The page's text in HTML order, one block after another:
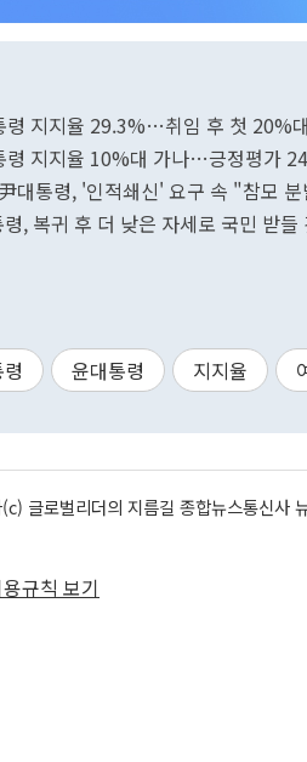
령 지지율 29.3%…취임 후 첫 20%
령 지지율 10%대 가나…긍정평가
대통령, '인적쇄신' 요구 속 "참모
, 복귀 후 더 낮은 자세로 국민 받들
윤대통령 지지율
글로벌리더의 지름길 종합뉴스통신
규칙 보기